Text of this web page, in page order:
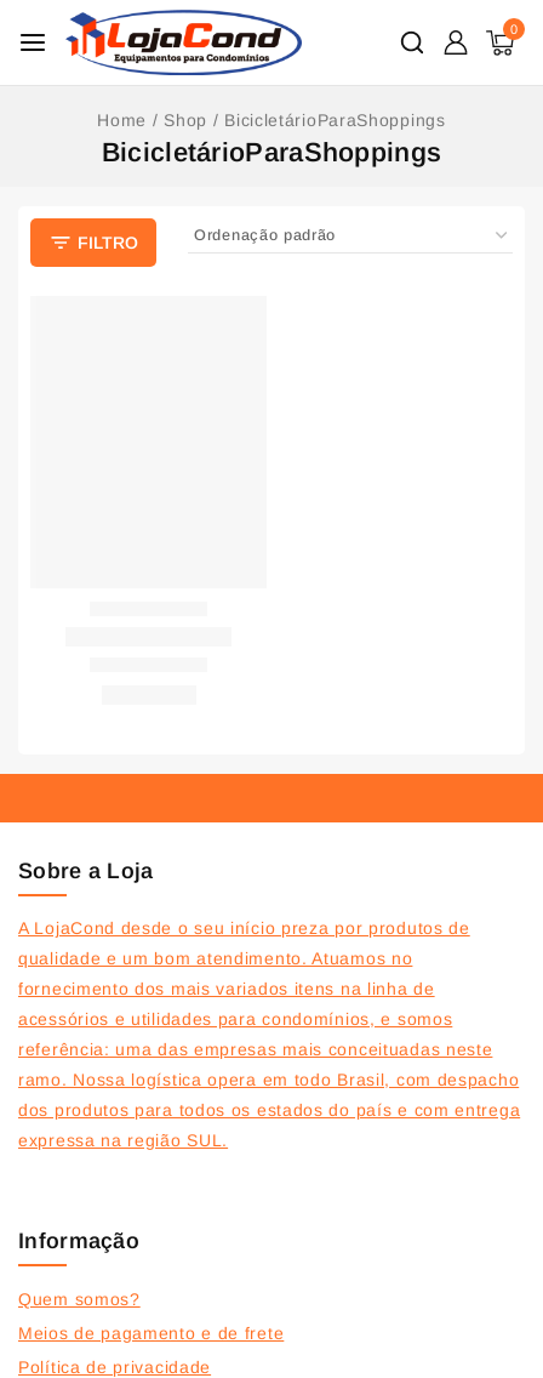
0
Home / Shop / BicicletárioParaShoppings
BicicletárioParaShoppings
FILTRO
Sobre a Loja
A LojaCond desde o seu início preza por produtos de
qualidade e um bom atendimento. Atuamos no
fornecimento dos mais variados itens na linha de
acessórios e utilidades para condomínios, e somos
referência: uma das empresas mais conceituadas neste
ramo. Nossa logística opera em todo Brasil, com despacho
dos produtos para todos os estados do país e com entrega
expressa na região SUL.
Informação
Quem somos?
Meios de pagamento e de frete
Política de privacidade